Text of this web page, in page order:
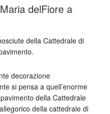
delFiore a
della Cattedrale di
decorazione
si pensa a quell’enorme
della Cattedrale
della cattedrale di